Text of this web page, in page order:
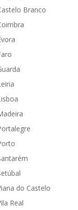
Branco
do Castelo
Real